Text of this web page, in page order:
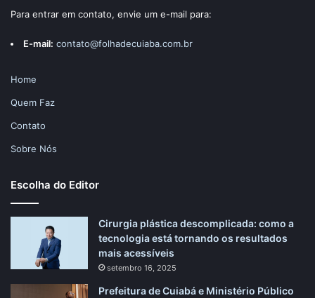
Para entrar em contato, envie um e-mail para:
E-mail: contato@folhadecuiaba.com.br
Home
Quem Faz
Contato
Sobre Nós
Escolha do Editor
Cirurgia plástica descomplicada: como a
tecnologia está tornando os resultados
mais acessíveis
setembro 16, 2025
Prefeitura de Cuiabá e Ministério Público